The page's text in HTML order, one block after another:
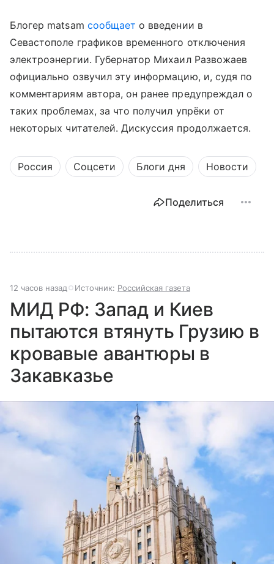
Блогер matsam сообщает о введении в
Севастополе графиков временного отключения
электроэнергии. Губернатор Михаил Развожаев
официально озвучил эту информацию, и, судя по
комментариям автора, он ранее предупреждал о
таких проблемах, за что получил упрёки от
некоторых читателей. Дискуссия продолжается.
Россия Соцсети Блоги дня Новости
Поделиться
12 часов назад Источник: Российская газета
МИД РФ: Запад и Киев
пытаются втянуть Грузию в
кровавые авантюры в
Закавказье